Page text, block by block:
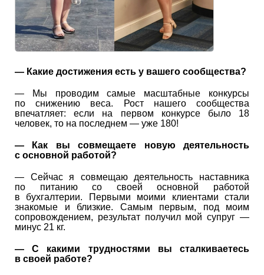
— Какие достижения есть у вашего сообщества?
— Мы проводим самые масштабные конкурсы
по снижению веса. Рост нашего сообщества
впечатляет: если на первом конкурсе было 18
человек, то на последнем — уже 180!
— Как вы совмещаете новую деятельность
с основной работой?
— Сейчас я совмещаю деятельность наставника
по питанию со своей основной работой
в бухгалтерии. Первыми моими клиентами стали
знакомые и близкие. Самым первым, под моим
сопровождением, результат получил мой супруг —
минус 21 кг.
— С какими трудностями вы сталкиваетесь
в своей работе?